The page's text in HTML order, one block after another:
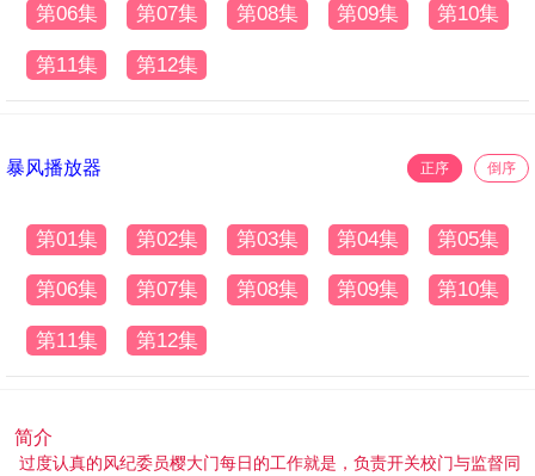
第06集 第07集 第08集 第09集 第10集
第11集 第12集
暴风播放器 正序 倒序
第01集 第02集 第03集 第04集 第05集
第06集 第07集 第08集 第09集 第10集
第11集 第12集
简介
过度认真的风纪委员樱大门每日的工作就是，负责开关校门与监督同